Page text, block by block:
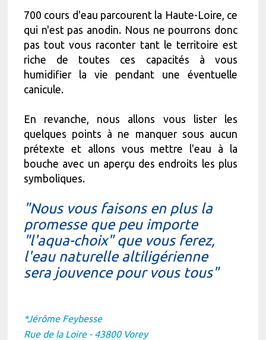
700 cours d'eau parcourent la Haute-Loire, ce
qui n'est pas anodin. Nous ne pourrons donc
pas tout vous raconter tant le territoire est
riche de toutes ces capacités à vous
humidifier la vie pendant une éventuelle
canicule.
En revanche, nous allons vous lister les
quelques points à ne manquer sous aucun
prétexte et allons vous mettre l'eau à la
bouche avec un aperçu des endroits les plus
symboliques.
"Nous vous faisons en plus la
promesse que peu importe
"l'aqua-choix" que vous ferez,
l'eau naturelle altiligérienne
sera jouvence pour vous tous"
*Jérôme Feybesse
Rue de la Loire - 43800 Vorey